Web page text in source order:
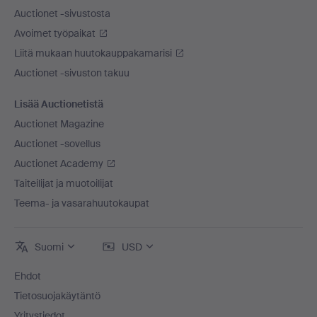
Auctionet -sivustosta
Avoimet työpaikat
Liitä mukaan huutokauppakamarisi
Auctionet -sivuston takuu
Lisää Auctionetistä
Auctionet Magazine
Auctionet -sovellus
Auctionet Academy
Taiteilijat ja muotoilijat
Teema- ja vasarahuutokaupat
Suomi USD
Ehdot
Tietosuojakäytäntö